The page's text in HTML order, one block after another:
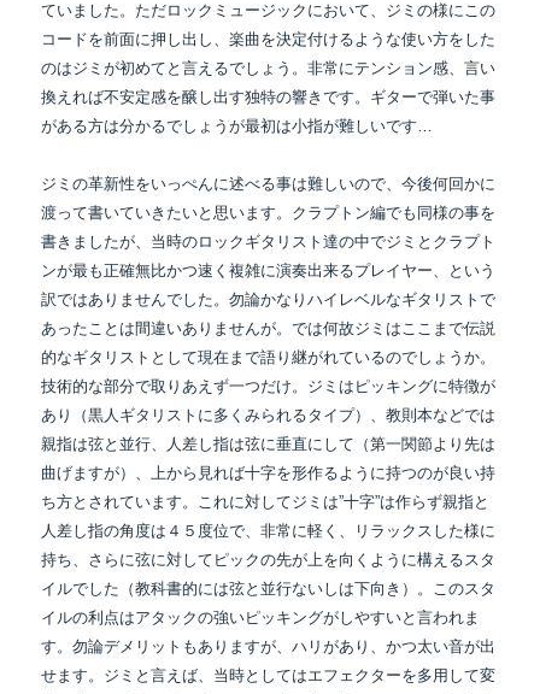
ていました。ただロックミュージックにおいて、ジミの様にこの
コードを前面に押し出し、楽曲を決定付けるような使い方をした
のはジミが初めてと言えるでしょう。非常にテンション感、言い
換えれば不安定感を醸し出す独特の響きです。ギターで弾いた事
がある方は分かるでしょうが最初は小指が難しいです…
ジミの革新性をいっぺんに述べる事は難しいので、今後何回かに
渡って書いていきたいと思います。クラプトン編でも同様の事を
書きましたが、当時のロックギタリスト達の中でジミとクラプト
ンが最も正確無比かつ速く複雑に演奏出来るプレイヤー、という
訳ではありませんでした。勿論かなりハイレベルなギタリストで
あったことは間違いありませんが。では何故ジミはここまで伝説
的なギタリストとして現在まで語り継がれているのでしょうか。
技術的な部分で取りあえず一つだけ。ジミはピッキングに特徴が
あり（黒人ギタリストに多くみられるタイプ）、教則本などでは
親指は弦と並行、人差し指は弦に垂直にして（第一関節より先は
曲げますが）、上から見れば十字を形作るように持つのが良い持
ち方とされています。これに対してジミは”十字”は作らず親指と
人差し指の角度は４５度位で、非常に軽く、リラックスした様に
持ち、さらに弦に対してピックの先が上を向くように構えるスタ
イルでした（教科書的には弦と並行ないしは下向き）。このスタ
イルの利点はアタックの強いピッキングがしやすいと言われま
す。勿論デメリットもありますが、ハリがあり、かつ太い音が出
せます。ジミと言えば、当時としてはエフェクターを多用して変